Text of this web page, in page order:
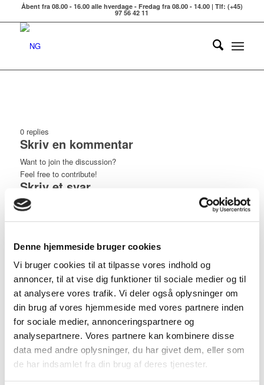
Denne hjemmeside bruger cookies
Vi bruger cookies til at tilpasse vores indhold og
annoncer, til at vise dig funktioner til sociale medier og til
at analysere vores trafik. Vi deler også oplysninger om
din brug af vores hjemmeside med vores partnere inden
for sociale medier, annonceringspartnere og
analysepartnere. Vores partnere kan kombinere disse
data med andre oplysninger, du har givet dem, eller som
de har indsamlet fra din brug af deres tjenester.
Åbent fra 08.00 - 16.00 alle hverdage - Fredag fra 08.00 - 14.00 | Tlf: (+45)
97 56 42 11
0 replies
Skriv en kommentar
Want to join the discussion?
Feel free to contribute!
Skriv et svar
Din e-mailadresse vil ikke blive publiceret.
Krævede felter er
markeret med*
E-mail*
Websted
Kommentar*